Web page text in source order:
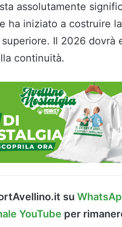
assolutamente
ha iniziato a costruire
Il 2026 dovrà
continuità.
su
YouTube per